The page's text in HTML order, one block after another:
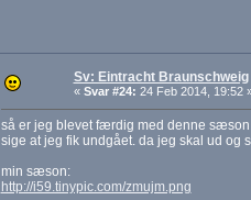
Sv: Eintracht Braunschweig
« Svar #24: 24 Feb 2014, 19:52
så er jeg blevet færdig med denne sæson
sige at jeg fik undgået. da jeg skal ud og
min sæson:
http://i59.tinypic.com/zmujm.png